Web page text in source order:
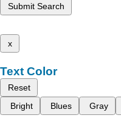
Submit Search
x
Text Color
Reset
Bright
Blues Gray